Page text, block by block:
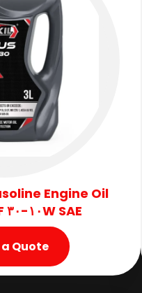
Engine Oil
SAE ١٠W-٣٠ SL/CF ٣ Liter
Quote